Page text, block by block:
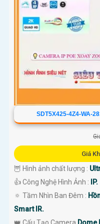
SDT5X425-4Z4-WA-
Giá
🦉 Hình ảnh chất lượng :
👍 Công Nghệ Hình Ảnh :
IP.
🔅 Tầm Nhìn Ban Đêm :
Smart IR.